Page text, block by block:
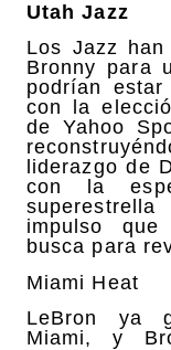
Utah Jazz
Los Jazz
Bronny para
podrían estar
con la
de Yahoo
liderazgo de
con la
impulso
busca para
Miami Heat
LeBron ya
Miami, y